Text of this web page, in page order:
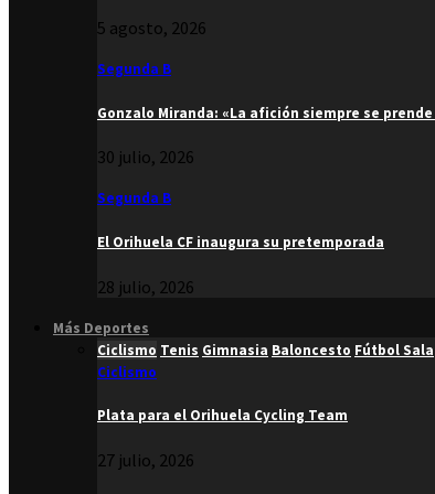
5 agosto, 2026
Segunda B
Gonzalo Miranda: «La afición siempre se
30 julio, 2026
Segunda B
El Orihuela CF inaugura su pretemporada
28 julio, 2026
Más Deportes
Ciclismo Tenis Gimnasia Baloncesto Fútbol Sala
Ciclismo
Plata para el Orihuela Cycling Team
27 julio, 2026